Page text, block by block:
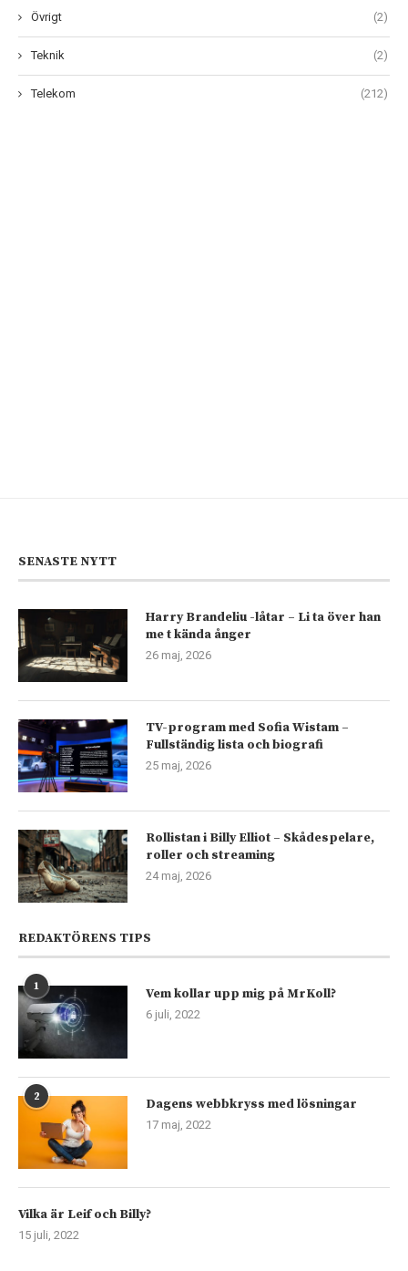
Övrigt (2)
Teknik (2)
Telekom (212)
SENASTE NYTT
Harry Brandeliu -låtar – Li ta över han
me t kända ånger
26 maj, 2026
TV-program med Sofia Wistam –
Fullständig lista och biografi
25 maj, 2026
Rollistan i Billy Elliot – Skådespelare,
roller och streaming
24 maj, 2026
REDAKTÖRENS TIPS
1 Vem kollar upp mig på MrKoll?
6 juli, 2022
2 Dagens webbkryss med lösningar
17 maj, 2022
Vilka är Leif och Billy?
15 juli, 2022